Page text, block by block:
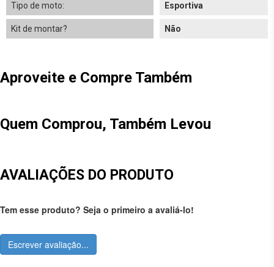
Tipo de moto: Esportiva
Kit de montar? Não
Aproveite e Compre Também
Quem Comprou, Também Levou
AVALIAÇÕES DO PRODUTO
Tem esse produto? Seja o primeiro a avaliá-lo!
Escrever avaliação...